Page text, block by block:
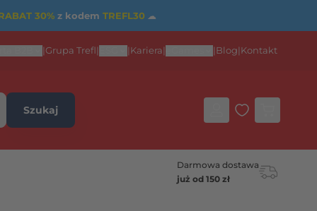
30%z kodem TREFL30 ☁
Grupa Trefl Kariera Blog Kontakt
Szukaj
Darmowa dostawa
już od 150 zł